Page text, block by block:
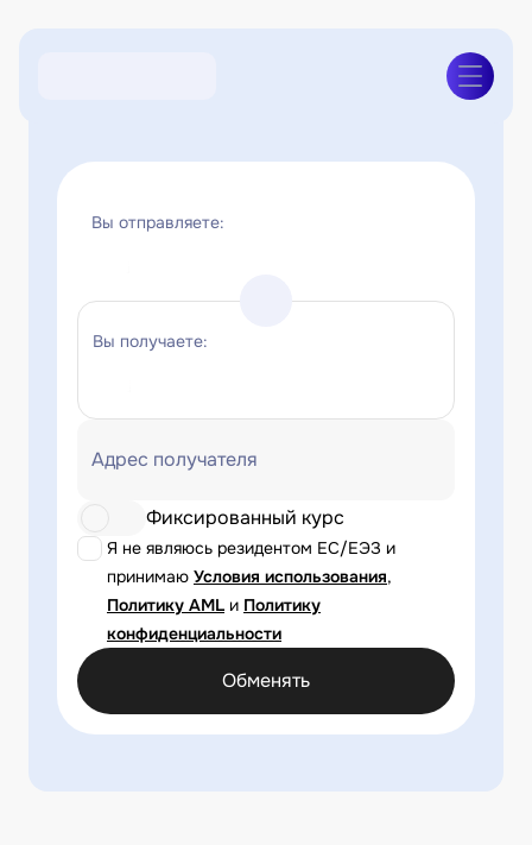
Вы отправляете:
Вы получаете:
Адрес получателя
Я не являюсь резидентом ЕС/ЕЭЗ и
принимаю Условия использования,
Политику AML и Политику
конфиденциальности
Фиксированный курс
Обменять